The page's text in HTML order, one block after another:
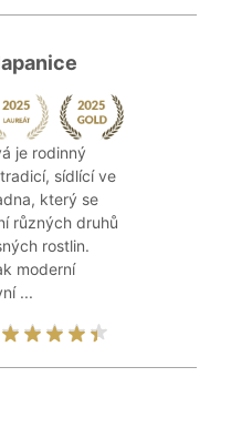
je rodinný
sídlící ve
který se
různých druhů
rostlin.
moderní
...